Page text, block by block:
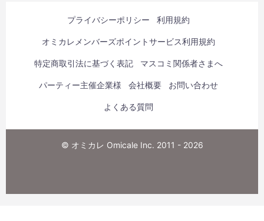
プライバシーポリシー 利用規約
オミカレメンバーズポイントサービス利用規約
特定商取引法に基づく表記 マスコミ関係者さまへ
パーティー主催企業様 会社概要 お問い合わせ
よくある質問
© オミカレ Omicale Inc. 2011 - 2026